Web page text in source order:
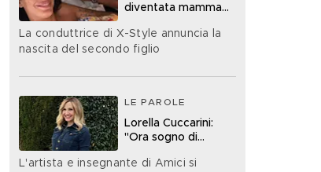
diventata mamma
La conduttrice di X-Style annuncia la
nascita del secondo figlio
LE PAROLE
Lorella Cuccarini:
"Ora sogno di
L'artista e insegnante di Amici si